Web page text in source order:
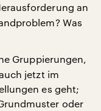
an
Was
Gruppierungen,
jetzt im
es geht;
oder